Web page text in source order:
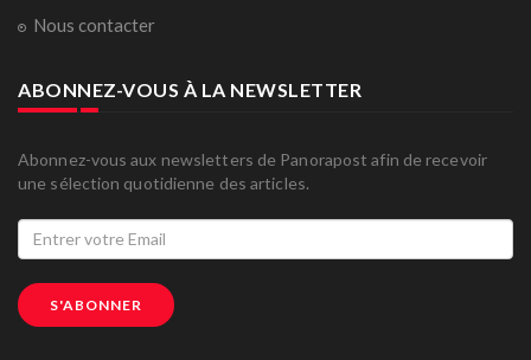
Nous contacter
ABONNEZ-VOUS À LA NEWSLETTER
Abonnez-vous aux newsletters de Panorapost afin de recevoir
une sélection quotidienne des articles.
S'ABONNER